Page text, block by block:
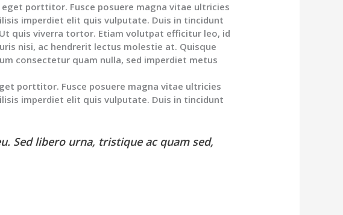
porttitor. Fusce posuere magna vitae ultricies
imperdiet elit quis vulputate. Duis in tincidunt
quis viverra tortor. Etiam volutpat efficitur leo, id
nisi, ac hendrerit lectus molestie at. Quisque
consectetur quam nulla, sed imperdiet metus
porttitor. Fusce posuere magna vitae ultricies
imperdiet elit quis vulputate. Duis in tincidunt
Sed libero urna, tristique ac quam sed,